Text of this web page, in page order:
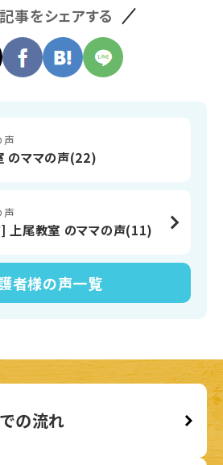
事をシェアする
声
のママの声(22)
者様の声一覧
声
上尾教室 のママの声(11)
の流れ